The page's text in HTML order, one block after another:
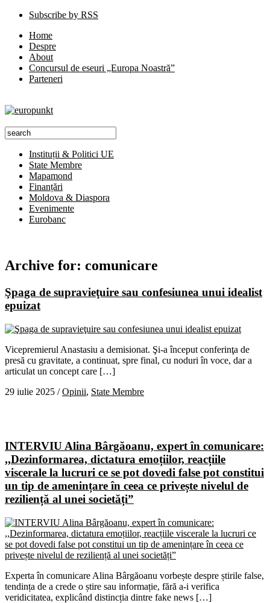
Subscribe by RSS
Home
Despre
About
Concursul de eseuri „Europa Noastră”
Parteneri
Instituții & Politici UE
State Membre
Mapamond
Finanțări
Moldova & Diaspora
Evenimente
Eurobanc
Archive for: comunicare
Şpaga de supravieţuire sau confesiunea unui idealist
epuizat
Vicepremierul Anastasiu a demisionat. Şi-a început conferinţa de
presă cu gravitate, a continuat, spre final, cu noduri în voce, dar a
articulat un concept care […]
29 iulie 2025 /Opinii, State Membre
INTERVIU Alina Bârgăoanu, expert în comunicare:
,,Dezinformarea, dictatura emoțiilor, reacțiile
viscerale la lucruri ce se pot dovedi false pot constitui
un tip de amenințare în ceea ce privește nivelul de
reziliență al unei societăți”
Experta în comunicare Alina Bârgăoanu vorbește despre știrile false,
tendința de a crede o știre sau informație, fără a-i verifica
veridicitatea, explicând distincția dintre fake news […]